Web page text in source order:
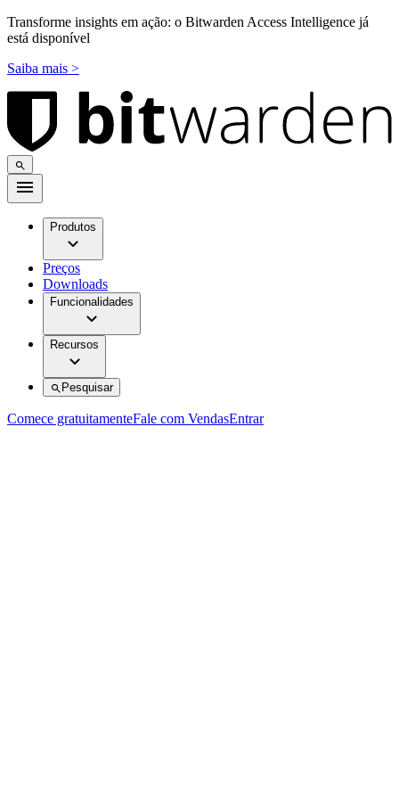
Transforme insights em ação: o Bitwarden Access Intelligence já
está disponível
Saiba mais >
Produtos
Preços
Downloads
Funcionalidades
Recursos
Pesquisar
Comece gratuitamenteFale com VendasEntrar